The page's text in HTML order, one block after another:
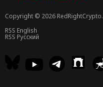
Copyright © 2026 RedRightCrypto.
RSS English
RSS Русский